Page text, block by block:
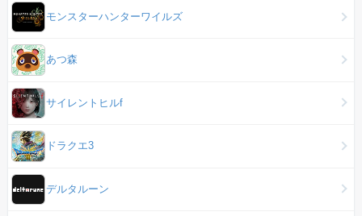
モンスターハンターワイルズ
あつ森
サイレントヒルf
ドラクエ3
デルタルーン